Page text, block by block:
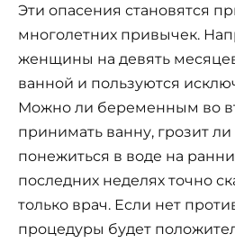
Эти опасения становятся
многолетних привычек.
женщины на девять
ванной и пользуются
Можно ли беременным во
принимать ванну, грозит
понежиться в воде на
последних неделях точно
только врач. Если нет
процедуры будет